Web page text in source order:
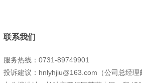
联系我们
服务热线：0731-89749901
投诉建议：hnlyhjiu@163.com（公司总经理